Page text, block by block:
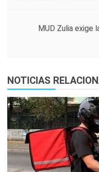
entradas
MUD Zulia exige
NOTICIAS